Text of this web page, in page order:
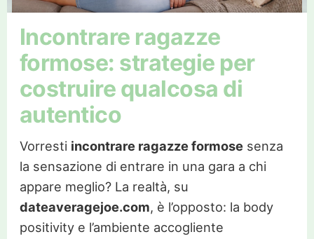
Incontrare ragazze
formose: strategie per
costruire qualcosa di
autentico
Vorresti incontrare ragazze formosesenza
la sensazione di entrare in una gara a chi
appare meglio? La realtà, su
dateaveragejoe.com, è l’opposto: la body
positivity e l’ambiente accogliente